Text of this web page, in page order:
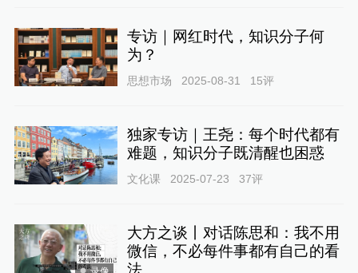
专访｜网红时代，知识分子何
为？
思想市场 2025-08-31 15评
独家专访｜王尧：每个时代都有
难题，知识分子既清醒也困惑
文化课 2025-07-23 37评
大方之谈丨对话陈思和：我不用
微信，不必每件事都有自己的看
法